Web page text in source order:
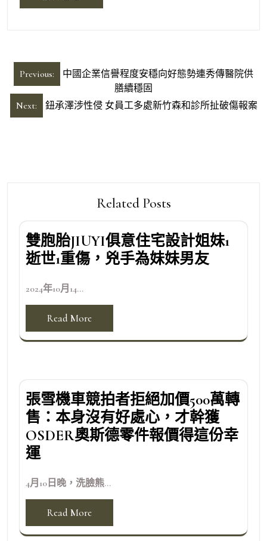
文
章
導
Previous:
中國企業信譽程度安穩向好態勢連秀傳醫院供
膳續穩固
Next:
鈕承澤涉性侵 女員工多處新竹森和診所扯破傷報案
Related Posts
雙胞胎JIUYI俱意住宅設計姐妹1
逝世1重傷，兇手為妹妹男友
2024年10月14...
Read More
張雪機車競拍者拒絕加價500萬轉
售：本身沒有好處心，才幹獲
OSDER奧斯德零件報價得這份幸
運
4月10日晚，洗臉熊...
Read More